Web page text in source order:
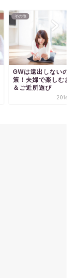
その他
GWは遠出しないの
策！夫婦で楽しむお
＆ご近所遊び
2016-